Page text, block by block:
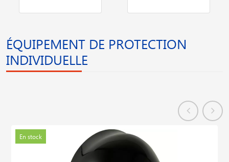
ÉQUIPEMENT DE PROTECTION
INDIVIDUELLE
En stock